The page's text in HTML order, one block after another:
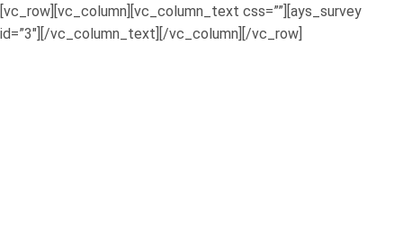
[vc_row][vc_column][vc_column_text css=””][ays_survey
id=”3″][/vc_column_text][/vc_column][/vc_row]